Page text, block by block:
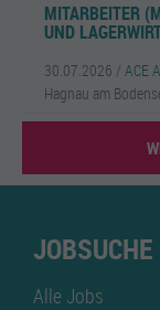
MITARBEITER
UND
30.07.2026 / ACE
Hagnau am
JOBSUCHE
Alle Jobs